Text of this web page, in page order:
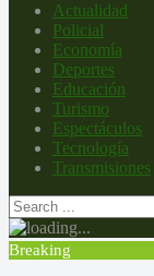
Actualidad
Policial
Economía
Deportes
Educación
Turismo
Espectáculos
Tecnología
Transmisiones
Breaking